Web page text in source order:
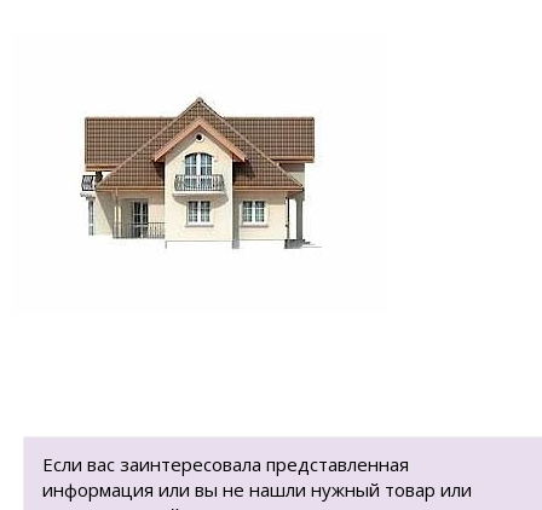
Если вас заинтересовала представленная
информация или вы не нашли нужный товар или